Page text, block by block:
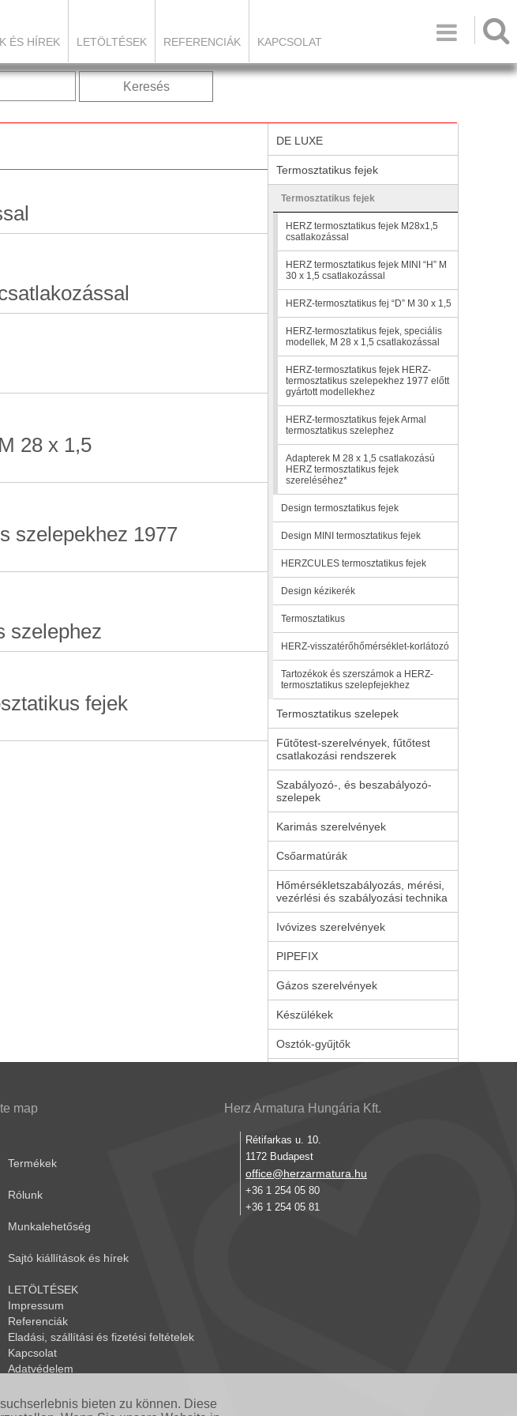
bieten zu können. Diese

ÉS HÍREK LETÖLTÉSEK REFERENCIÁK KAPCSOLAT
Keresés
28 x 1,5
szelepekhez 1977
szelephez
fejek
DE LUXE
Termosztatikus fejek
Termosztatikus fejek
HERZ termosztatikus fejek M28x1,5
csatlakozással
HERZ termosztatikus fejek MINI “H” M
30 x 1,5 csatlakozással
HERZ-termosztatikus fej “D” M 30 x 1,5
HERZ-termosztatikus fejek, speciális
modellek, M 28 x 1,5 csatlakozással
HERZ-termosztatikus fejek HERZ-
termosztatikus szelepekhez 1977 előtt
gyártott modellekhez
HERZ-termosztatikus fejek Armal
termosztatikus szelephez
Adapterek M 28 x 1,5 csatlakozású
HERZ termosztatikus fejek
szereléséhez*
Design termosztatikus fejek
Design MINI termosztatikus fejek
HERZCULES termosztatikus fejek
Design kézikerék
Termosztatikus
HERZ-visszatérőhőmérséklet-korlátozó
Tartozékok és szerszámok a HERZ-
termosztatikus szelepfejekhez
Termosztatikus szelepek
Fűtőtest-szerelvények, fűtőtest
csatlakozási rendszerek
Szabályozó-, és beszabályozó-
szelepek
Karimás szerelvények
Csőarmatúrák
Hőmérsékletszabályozás, mérési,
vezérlési és szabályozási technika
Ivóvizes szerelvények
PIPEFIX
Gázos szerelvények
Készülékek
Osztók-gyűjtők
map
Termékek
Rólunk
Munkalehetőség
Sajtó kiállítások és hírek
LETÖLTÉSEK
Referenciák
Kapcsolat
Impressum
Eladási, szállítási és fizetési feltételek
Adatvédelem
Herz Armatura Hungária Kft.
Rétifarkas u. 10.
1172 Budapest
office@herzarmatura.hu
+36 1 254 05 80
+36 1 254 05 81